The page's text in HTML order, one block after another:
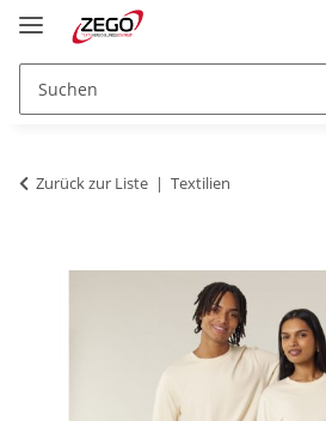
Zurück zur Liste Textilien